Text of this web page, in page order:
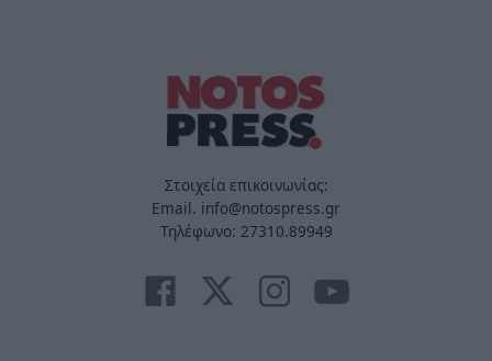
Στοιχεία επικοινωνίας:
Email. info@notospress.gr
Τηλέφωνο: 27310.89949